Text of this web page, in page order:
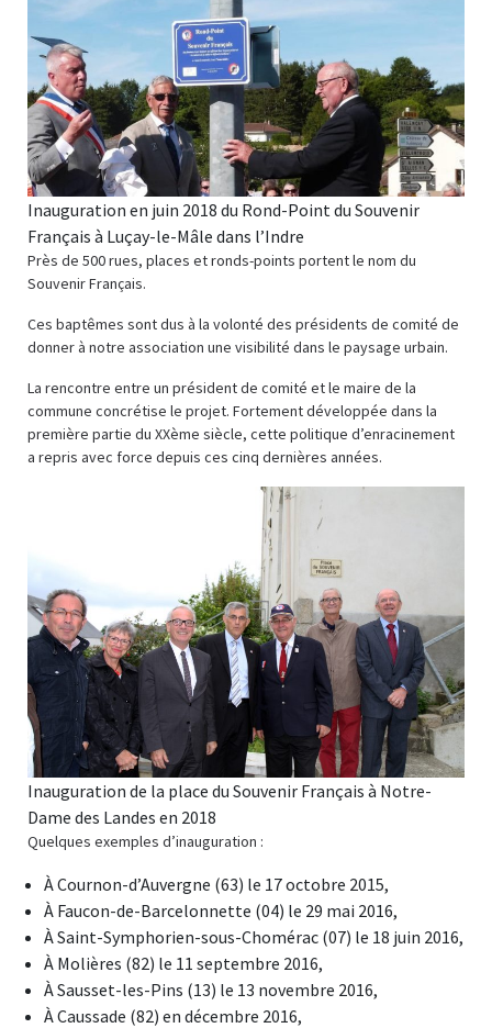
Inauguration en juin 2018 du Rond-Point du Souvenir
Français à Luçay-le-Mâle dans l’Indre
Près de 500 rues, places et ronds-points portent le nom du
Souvenir Français.
Ces baptêmes sont dus à la volonté des présidents de comité de
donner à notre association une visibilité dans le paysage urbain.
La rencontre entre un président de comité et le maire de la
commune concrétise le projet. Fortement développée dans la
première partie du XXème siècle, cette politique d’enracinement
a repris avec force depuis ces cinq dernières années.
Inauguration de la place du Souvenir Français à Notre-
Dame des Landes en 2018
Quelques exemples d’inauguration :
À Cournon-d’Auvergne (63) le 17 octobre 2015,
À Faucon-de-Barcelonnette (04) le 29 mai 2016,
À Saint-Symphorien-sous-Chomérac (07) le 18 juin 2016,
À Molières (82) le 11 septembre 2016,
À Sausset-les-Pins (13) le 13 novembre 2016,
À Caussade (82) en décembre 2016,